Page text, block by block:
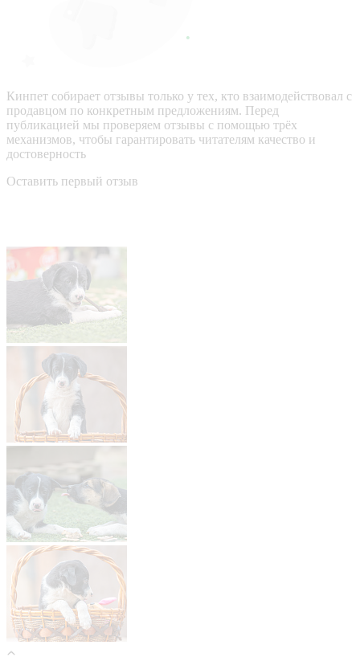
Кинпет собирает отзывы только у тех, кто взаимодействовал с
продавцом по конкретным предложениям. Перед
публикацией мы проверяем отзывы с помощью трёх
механизмов, чтобы гарантировать читателям качество и
достоверность
Оставить первый отзыв